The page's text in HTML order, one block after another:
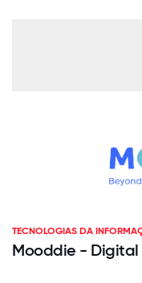
TECNOLOGIAS DA
Mooddie -